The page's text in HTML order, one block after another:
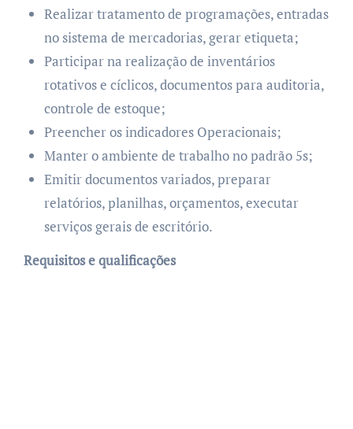
Realizar tratamento de programações, entradas
no sistema de mercadorias, gerar etiqueta;
Participar na realização de inventários
rotativos e cíclicos, documentos para auditoria,
controle de estoque;
Preencher os indicadores Operacionais;
Manter o ambiente de trabalho no padrão 5s;
Emitir documentos variados, preparar
relatórios, planilhas, orçamentos, executar
serviços gerais de escritório.
Requisitos e qualificações